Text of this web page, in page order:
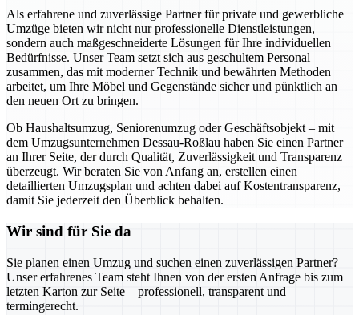
Als erfahrene und zuverlässige Partner für private und gewerbliche
Umzüge bieten wir nicht nur professionelle Dienstleistungen,
sondern auch maßgeschneiderte Lösungen für Ihre individuellen
Bedürfnisse. Unser Team setzt sich aus geschultem Personal
zusammen, das mit moderner Technik und bewährten Methoden
arbeitet, um Ihre Möbel und Gegenstände sicher und pünktlich an
den neuen Ort zu bringen.
Ob Haushaltsumzug, Seniorenumzug oder Geschäftsobjekt – mit
dem Umzugsunternehmen Dessau-Roßlau haben Sie einen Partner
an Ihrer Seite, der durch Qualität, Zuverlässigkeit und Transparenz
überzeugt. Wir beraten Sie von Anfang an, erstellen einen
detaillierten Umzugsplan und achten dabei auf Kostentransparenz,
damit Sie jederzeit den Überblick behalten.
Wir sind für Sie da
Sie planen einen Umzug und suchen einen zuverlässigen Partner?
Unser erfahrenes Team steht Ihnen von der ersten Anfrage bis zum
letzten Karton zur Seite – professionell, transparent und
termingerecht.